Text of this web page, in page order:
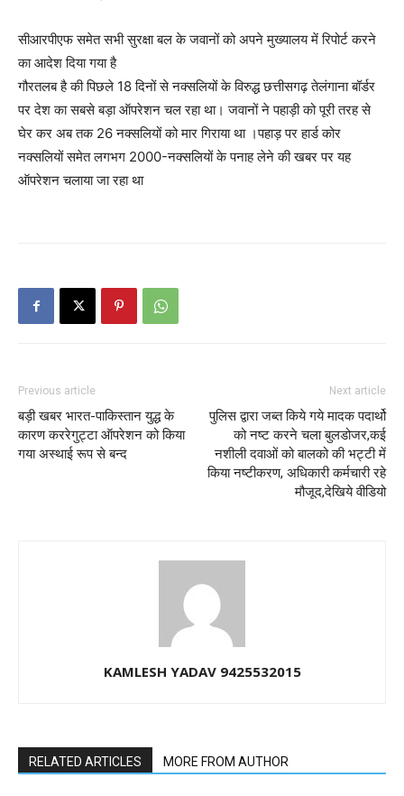
सीआरपीएफ समेत सभी सुरक्षा बल के जवानों को अपने मुख्यालय में रिपोर्ट करने
का आदेश दिया गया है
गौरतलब है की पिछले 18 दिनों से नक्सलियों के विरुद्ध छत्तीसगढ़ तेलंगाना बॉर्डर
पर देश का सबसे बड़ा ऑपरेशन चल रहा था। जवानों ने पहाड़ी को पूरी तरह से
घेर कर अब तक 26 नक्सलियों को मार गिराया था ।पहाड़ पर हार्ड कोर
नक्सलियों समेत लगभग 2000-नक्सलियों के पनाह लेने की खबर पर यह
ऑपरेशन चलाया जा रहा था
Previous article
बड़ी खबर भारत-पाकिस्तान युद्ध के
कारण कररेगुट्टा ऑपरेशन को किया
गया अस्थाई रूप से बन्द
Next article
पुलिस द्वारा जब्त किये गये मादक पदार्थो
को नष्ट करने चला बुलडोजर,कई
नशीली दवाओं को बालको की भट्टी में
किया नष्टीकरण, अधिकारी कर्मचारी रहे
मौजूद,देखिये वीडियो
KAMLESH YADAV 9425532015
RELATED ARTICLES MORE FROM AUTHOR